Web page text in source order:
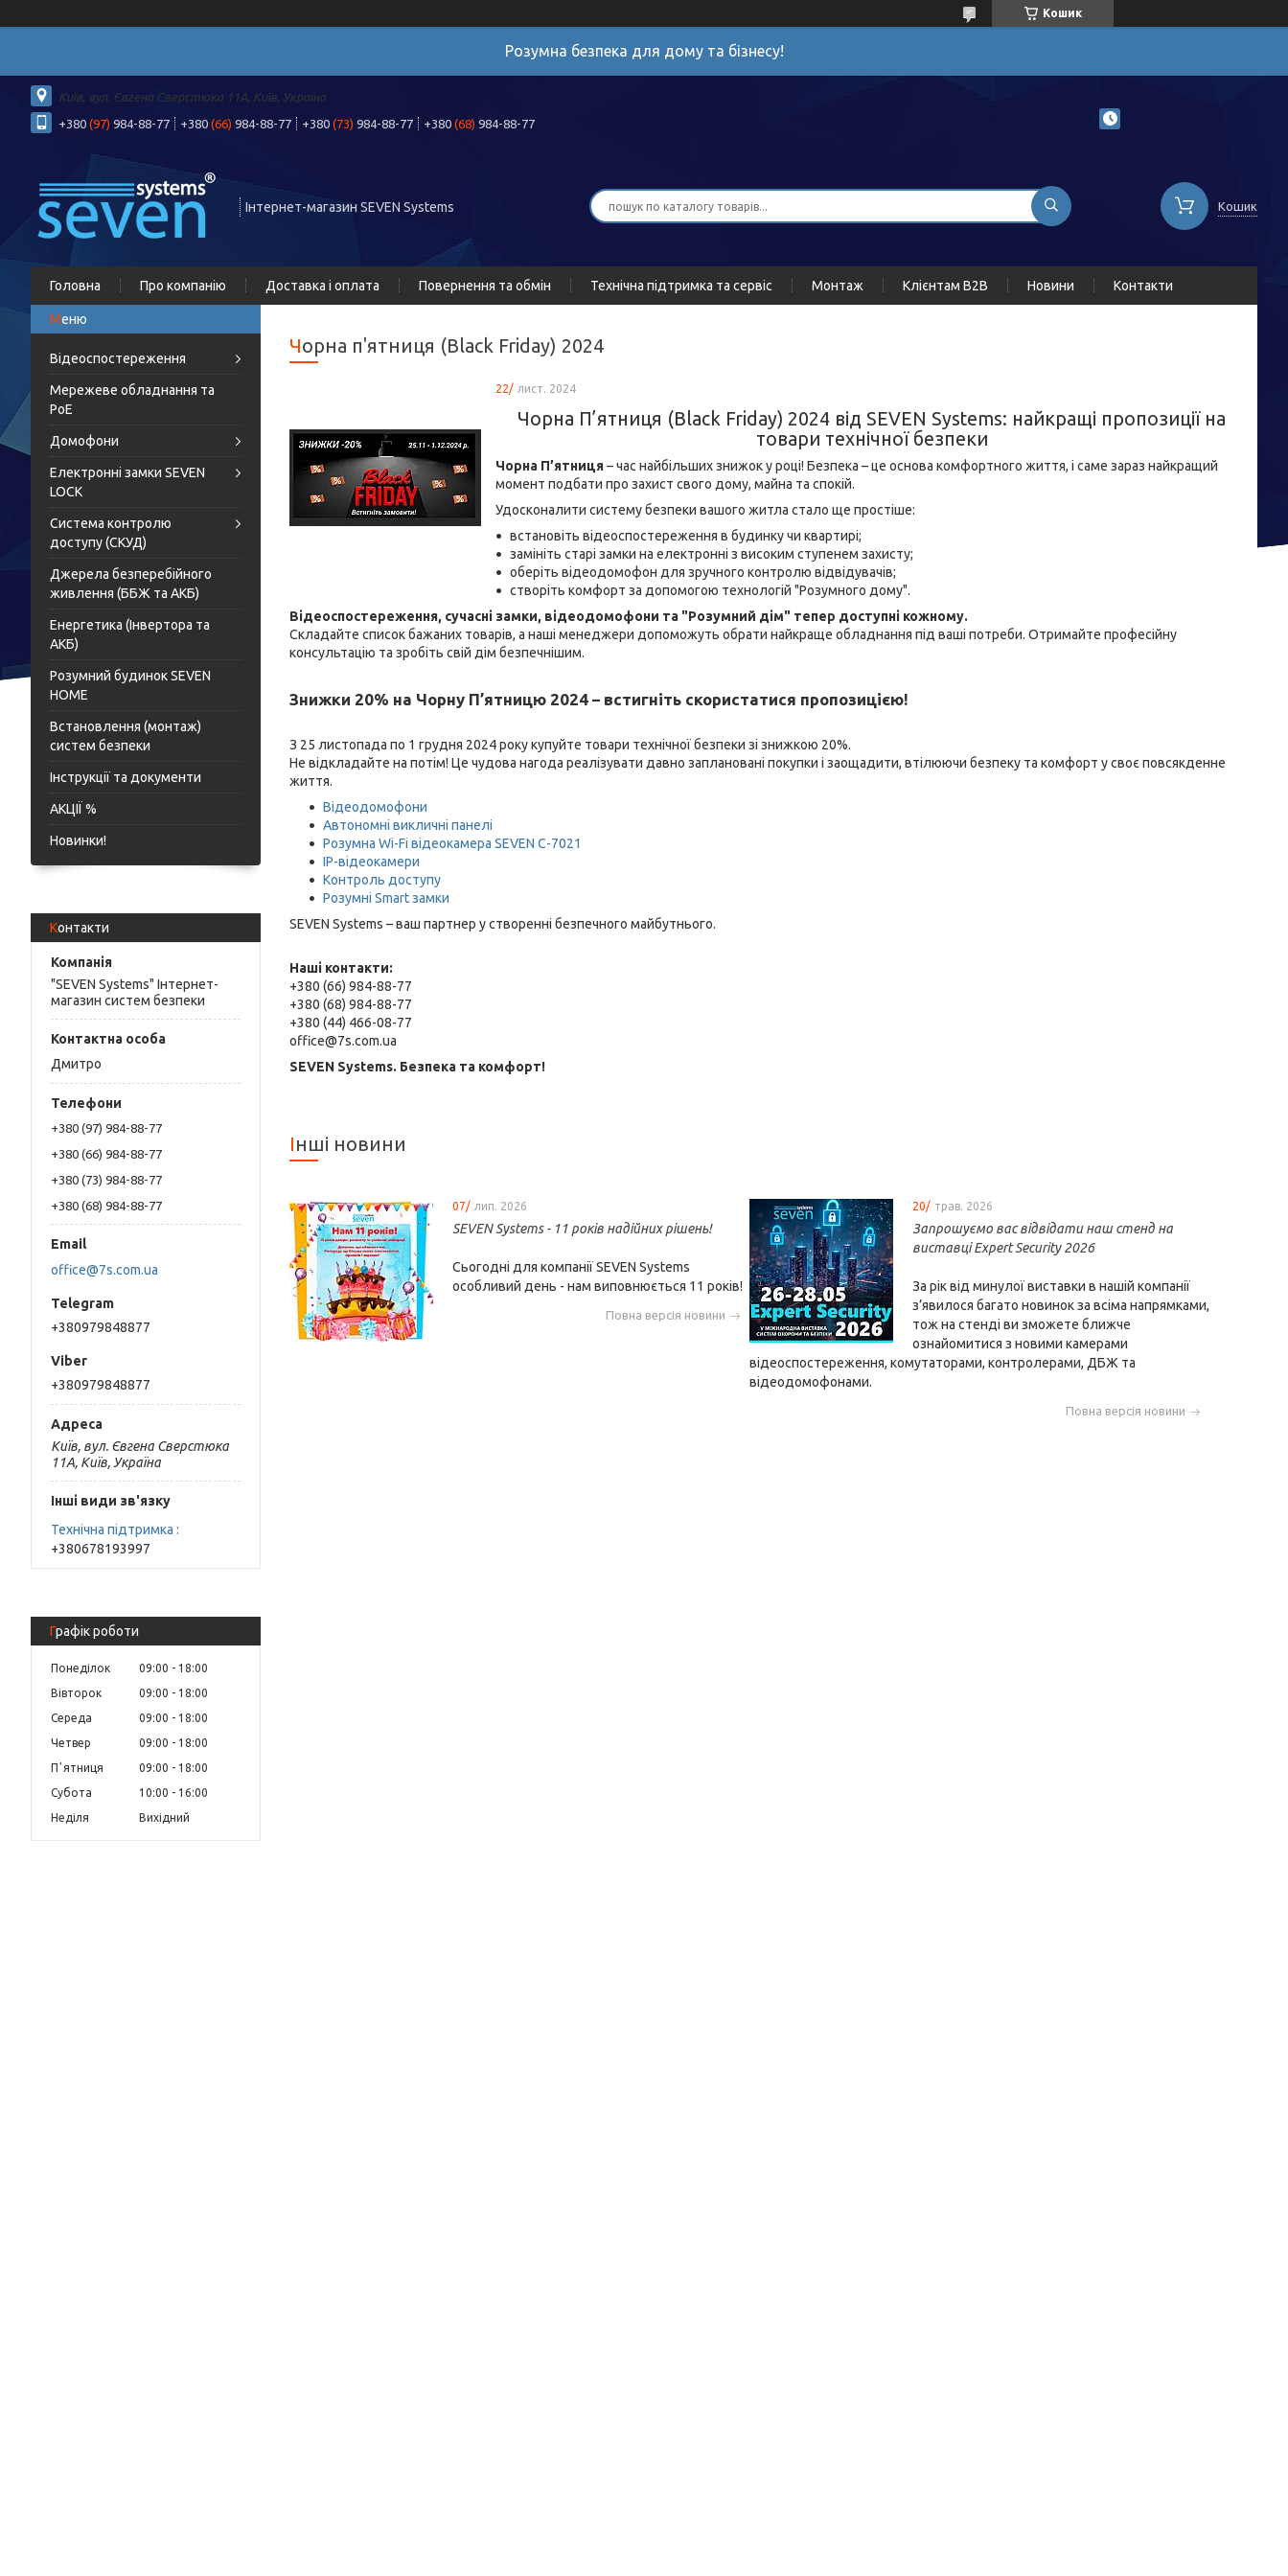
Кошик
Розумна безпека для дому та бізнесу!
Київ, вул. Євгена Сверстюка 11А, Київ, Україна
+380 (97) 984-88-77 +380 (66) 984-88-77 +380 (73) 984-88-77 +380 (68) 984-88-77
Інтернет-магазин SEVEN Systems Кошик
Головна Про компанію Доставка і оплата Повернення та обмін Технічна підтримка та сервіс Монтаж Клієнтам B2B Новини Контакти
Відеоспостереження
Мережеве обладнання та
PoE
Домофони
Електронні замки SEVEN
LOCK
Система контролю
доступу (СКУД)
Джерела безперебійного
живлення (ББЖ та АКБ)
Енергетика (Інвертора та
АКБ)
Розумний будинок SEVEN
HOME
Встановлення (монтаж)
систем безпеки
Інструкції та документи
АКЦІЇ %
Новинки!
Контакти
"SEVEN Systems" Інтернет-
магазин систем безпеки
Дмитро
+380 (97) 984-88-77
+380 (66) 984-88-77
+380 (73) 984-88-77
+380 (68) 984-88-77
office@7s.com.ua
+380979848877
+380979848877
Київ, вул. Євгена Сверстюка
11А, Київ, Україна
Інші види зв'язку
Технічна підтримка
+380678193997
Графік роботи
Понеділок 09:00
18:00
Вівторок
09:00
18:00
Середа
09:00
18:00
Четвер
09:00
18:00
Пʼятниця
09:00
18:00
Субота
10:00
16:00
Неділя
Вихідний
Чорна п'ятниця (Black Friday) 2024
22/ лист. 2024
Чорна П’ятниця (Black Friday) 2024 від SEVEN Systems: найкращі пропозиції на
товари технічної безпеки
Чорна П’ятниця– час найбільших знижок у році! Безпека – це основа комфортного життя, і саме зараз найкращий
момент подбати про захист свого дому, майна та спокій.
Удосконалити систему безпеки вашого житла стало ще простіше:
встановіть відеоспостереження в будинку чи квартирі;
замініть старі замки на електронні з високим ступенем захисту;
оберіть відеодомофон для зручного контролю відвідувачів;
створіть комфорт за допомогою технологій "Розумного дому".
Відеоспостереження, сучасні замки, відеодомофони та "Розумний дім" тепер доступні кожному.
Складайте список бажаних товарів, а наші менеджери допоможуть обрати найкраще обладнання під ваші потреби. Отримайте професійну
консультацію та зробіть свій дім безпечнішим.
Знижки 20% на Чорну П’ятницю 2024 – встигніть скористатися пропозицією!
З 25 листопада по 1 грудня 2024 року купуйте товари технічної безпеки зі знижкою 20%.
Не відкладайте на потім! Це чудова нагода реалізувати давно заплановані покупки і заощадити, втілюючи безпеку та комфорт у своє повсякденне
життя.
Відеодомофони
Автономні викличні панелі
Розумна Wi-Fi відеокамера SEVEN С-7021
IP-відеокамери
Контроль доступу
Розумні Smart замки
SEVEN Systems – ваш партнер у створенні безпечного майбутнього.
Наші контакти:
+380 (66) 984-88-77
+380 (68) 984-88-77
+380 (44) 466-08-77
office@7s.com.ua
SEVEN Systems. Безпека та комфорт!
Інші новини
07/ лип. 2026
SEVEN Systems - 11 років надійних рішень!
Сьогодні для компанії SEVEN Systems
особливий день - нам виповнюється 11 років!
Повна версія новини
20/ трав. 2026
Запрошуємо вас відвідати наш стенд на
виставці Expert Security 2026
За рік від минулої виставки в нашій компанії
з’явилося багато новинок за всіма напрямками,
тож на стенді ви зможете ближче
ознайомитися з новими камерами
відеоспостереження, комутаторами, контролерами, ДБЖ та
відеодомофонами.
Повна версія новини